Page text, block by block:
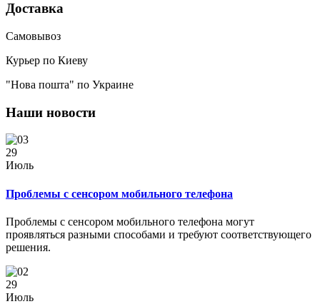
Доставка
Самовывоз
Курьер по Киеву
"Нова пошта" по Украине
Наши новости
29
Июль
Проблемы с сенсором мобильного телефона
Проблемы с сенсором мобильного телефона могут
проявляться разными способами и требуют соответствующего
решения.
29
Июль